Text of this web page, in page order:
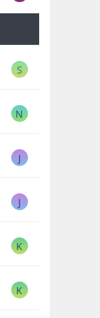
S
N
J
J
K
K